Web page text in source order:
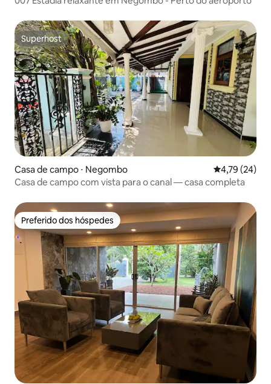
Superhost
Superhost
Casa de campo ⋅ Negombo 4,79 de uma
4,79 (24)
Casa de campo com vista para o canal — casa completa
Preferido dos hóspedes
Preferido dos hóspedes